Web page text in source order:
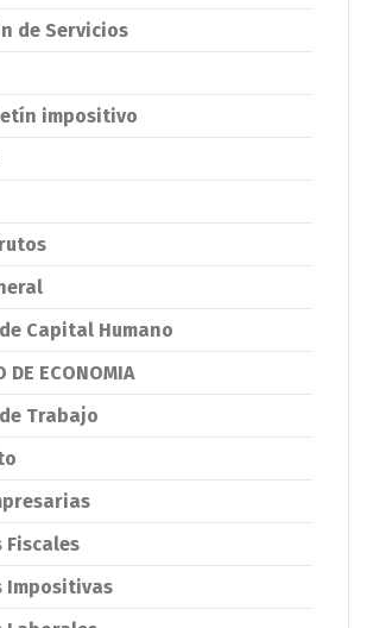
de Servicios
impositivo
Capital Humano
DE ECONOMIA
Trabajo
Fiscales
Impositivas